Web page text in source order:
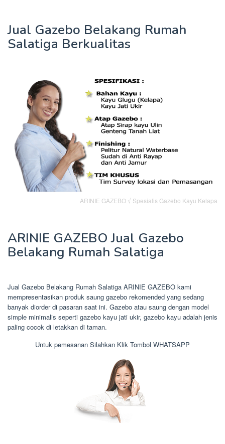
Jual Gazebo Belakang Rumah
Salatiga Berkualitas
ARINIE GAZEBO √ Spesialis Gazebo Kayu Kelapa
ARINIE GAZEBO Jual Gazebo
Belakang Rumah Salatiga
Jual Gazebo Belakang Rumah Salatiga ARINIE GAZEBO kami
mempresentasikan produk saung gazebo rekomended yang sedang
banyak diorder di pasaran saat ini. Gazebo atau saung dengan model
simple minimalis seperti gazebo kayu jati ukir, gazebo kayu adalah jenis
paling cocok di letakkan di taman.
Untuk pemesanan Silahkan Klik Tombol WHATSAPP